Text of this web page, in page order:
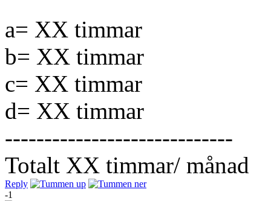
a= XX timmar
b= XX timmar
c= XX timmar
d= XX timmar
-----------------------------
Totalt XX timmar/ månad
Reply
-1